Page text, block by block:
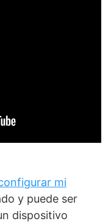
mi
y puede ser
dispositivo